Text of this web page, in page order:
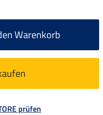
Warenkorb
prüfen